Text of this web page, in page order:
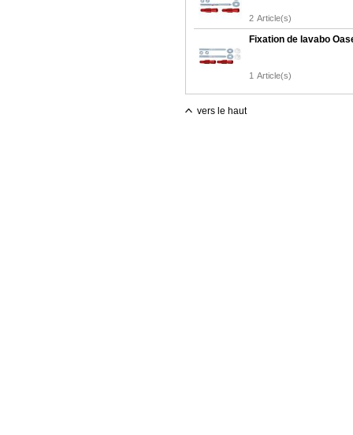
2 Article(s)
Fixation de lavabo
1 Article(s)
vers le haut